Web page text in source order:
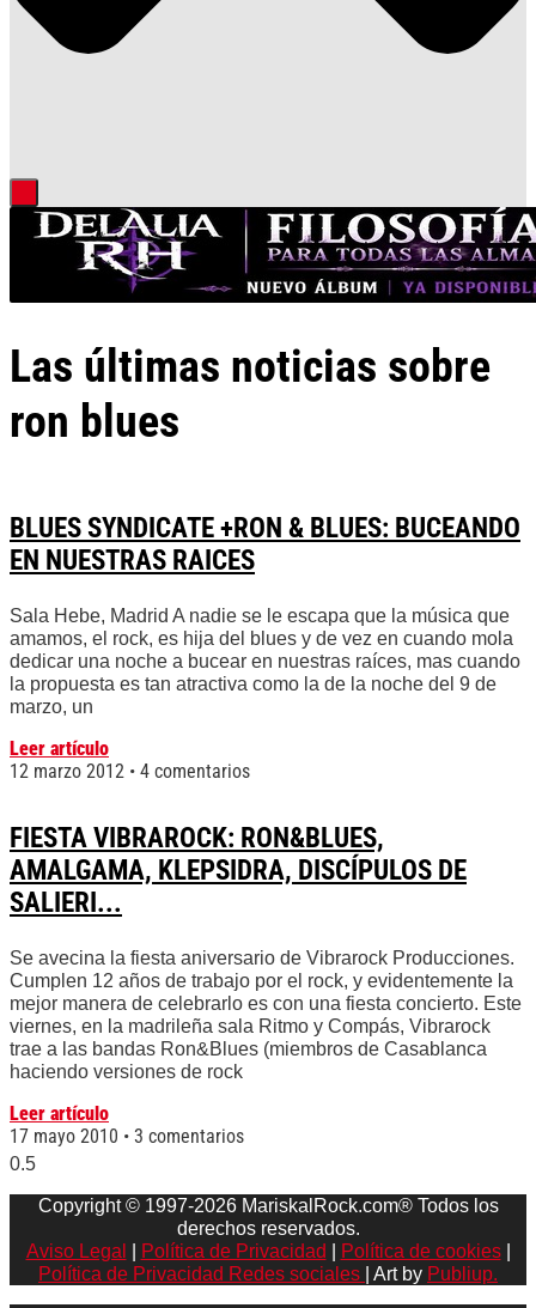
Las últimas noticias sobre
ron blues
BLUES SYNDICATE +RON & BLUES: BUCEANDO
EN NUESTRAS RAICES
Sala Hebe, Madrid A nadie se le escapa que la música que
amamos, el rock, es hija del blues y de vez en cuando mola
dedicar una noche a bucear en nuestras raíces, mas cuando
la propuesta es tan atractiva como la de la noche del 9 de
marzo, un
Leer artículo
12 marzo 2012
4 comentarios
FIESTA VIBRAROCK: RON&BLUES,
AMALGAMA, KLEPSIDRA, DISCÍPULOS DE
SALIERI...
Se avecina la fiesta aniversario de Vibrarock Producciones.
Cumplen 12 años de trabajo por el rock, y evidentemente la
mejor manera de celebrarlo es con una fiesta concierto. Este
viernes, en la madrileña sala Ritmo y Compás, Vibrarock
trae a las bandas Ron&Blues (miembros de Casablanca
haciendo versiones de rock
Leer artículo
17 mayo 2010
3 comentarios
Copyright © 1997-2026 MariskalRock.com® Todos los
derechos reservados.
Aviso Legal
Política de Privacidad Política de cookies|
Política de Privacidad Redes sociales
| Art by Publiup.